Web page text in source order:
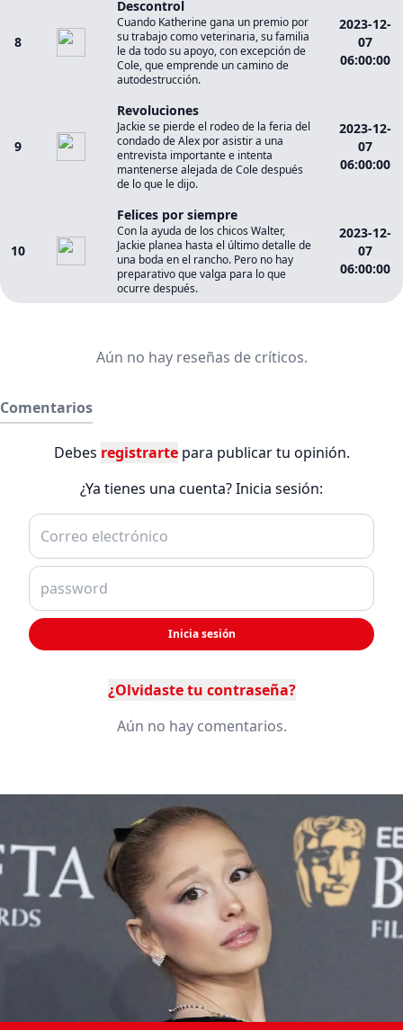
8
Descontrol
Cuando Katherine gana un premio por
su trabajo como veterinaria, su familia
le da todo su apoyo, con excepción de
Cole, que emprende un camino de
autodestrucción.
2023-12-
07
06:00:00
9
Revoluciones
Jackie se pierde el rodeo de la feria del
condado de Alex por asistir a una
entrevista importante e intenta
mantenerse alejada de Cole después
de lo que le dijo.
2023-12-
07
06:00:00
10
Felices por siempre
Con la ayuda de los chicos Walter,
Jackie planea hasta el último detalle de
una boda en el rancho. Pero no hay
preparativo que valga para lo que
ocurre después.
2023-12-
07
06:00:00
Aún no hay reseñas de críticos.
Comentarios
Debes registrartepara publicar tu opinión.
¿Ya tienes una cuenta? Inicia sesión:
Inicia sesión
¿Olvidaste tu contraseña?
Aún no hay comentarios.